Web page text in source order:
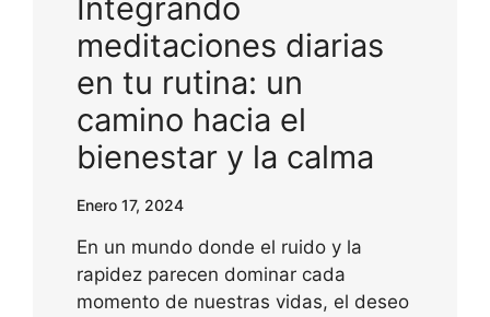
Integrando
meditaciones diarias
en tu rutina: un
camino hacia el
bienestar y la calma
Enero 17, 2024
En un mundo donde el ruido y la
rapidez parecen dominar cada
momento de nuestras vidas, el deseo